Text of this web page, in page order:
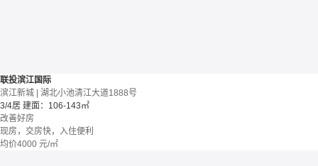
联投滨江国际
滨江新城 | 湖北小池清江大道1888号
3/4居 建面：106-143㎡
改善好房
现房，交房快，入住便利
均价4000 元/㎡